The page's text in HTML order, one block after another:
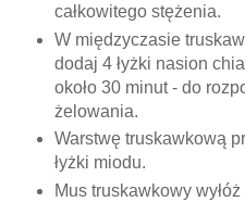
całkowitego stężenia.
W międzyczasie
dodaj 4 łyżki nasion
około 30 minut - do
żelowania.
Warstwę truskawkową
łyżki miodu.
Mus truskawkowy